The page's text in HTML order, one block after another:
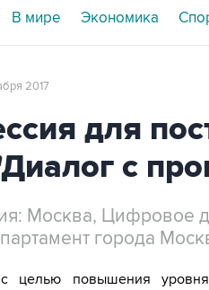
В мире Экономика
2017
для
с
Москва, Цифровое
города
целью повышения уровня